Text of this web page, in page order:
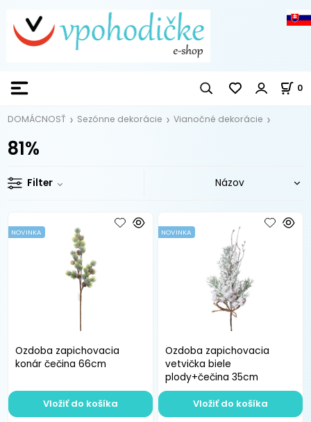
0
DOMÁCNOSŤ Sezónne dekorácie Vianočné dekorácie
81%
Filter
Ozdoba zapichovacia
konár čečina 66cm
NOVINKA
Vložiť do košíka
Ozdoba zapichovacia
vetvička biele
plody+čečina 35cm
NOVINKA
Vložiť do košíka